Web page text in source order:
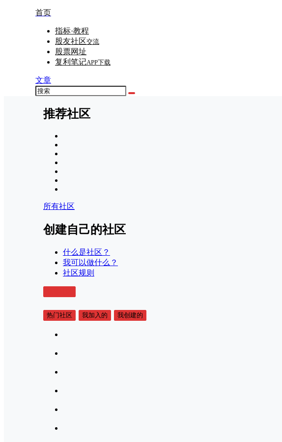
首页
指标·教程
股友社区交流
股票网址
复利笔记APP下载
文章
推荐社区
所有社区
创建自己的社区
什么是社区？
我可以做什么？
社区规则
热门社区 我加入的 我创建的